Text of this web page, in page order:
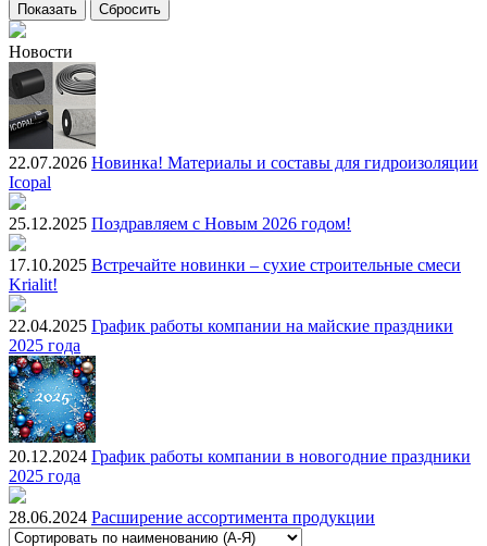
Новости
22.07.2026 Новинка! Материалы и составы для гидроизоляции
Icopal
25.12.2025 Поздравляем с Новым 2026 годом!
17.10.2025 Встречайте новинки – сухие строительные смеси
Krialit!
22.04.2025 График работы компании на майские праздники
2025 года
20.12.2024 График работы компании в новогодние праздники
2025 года
28.06.2024 Расширение ассортимента продукции